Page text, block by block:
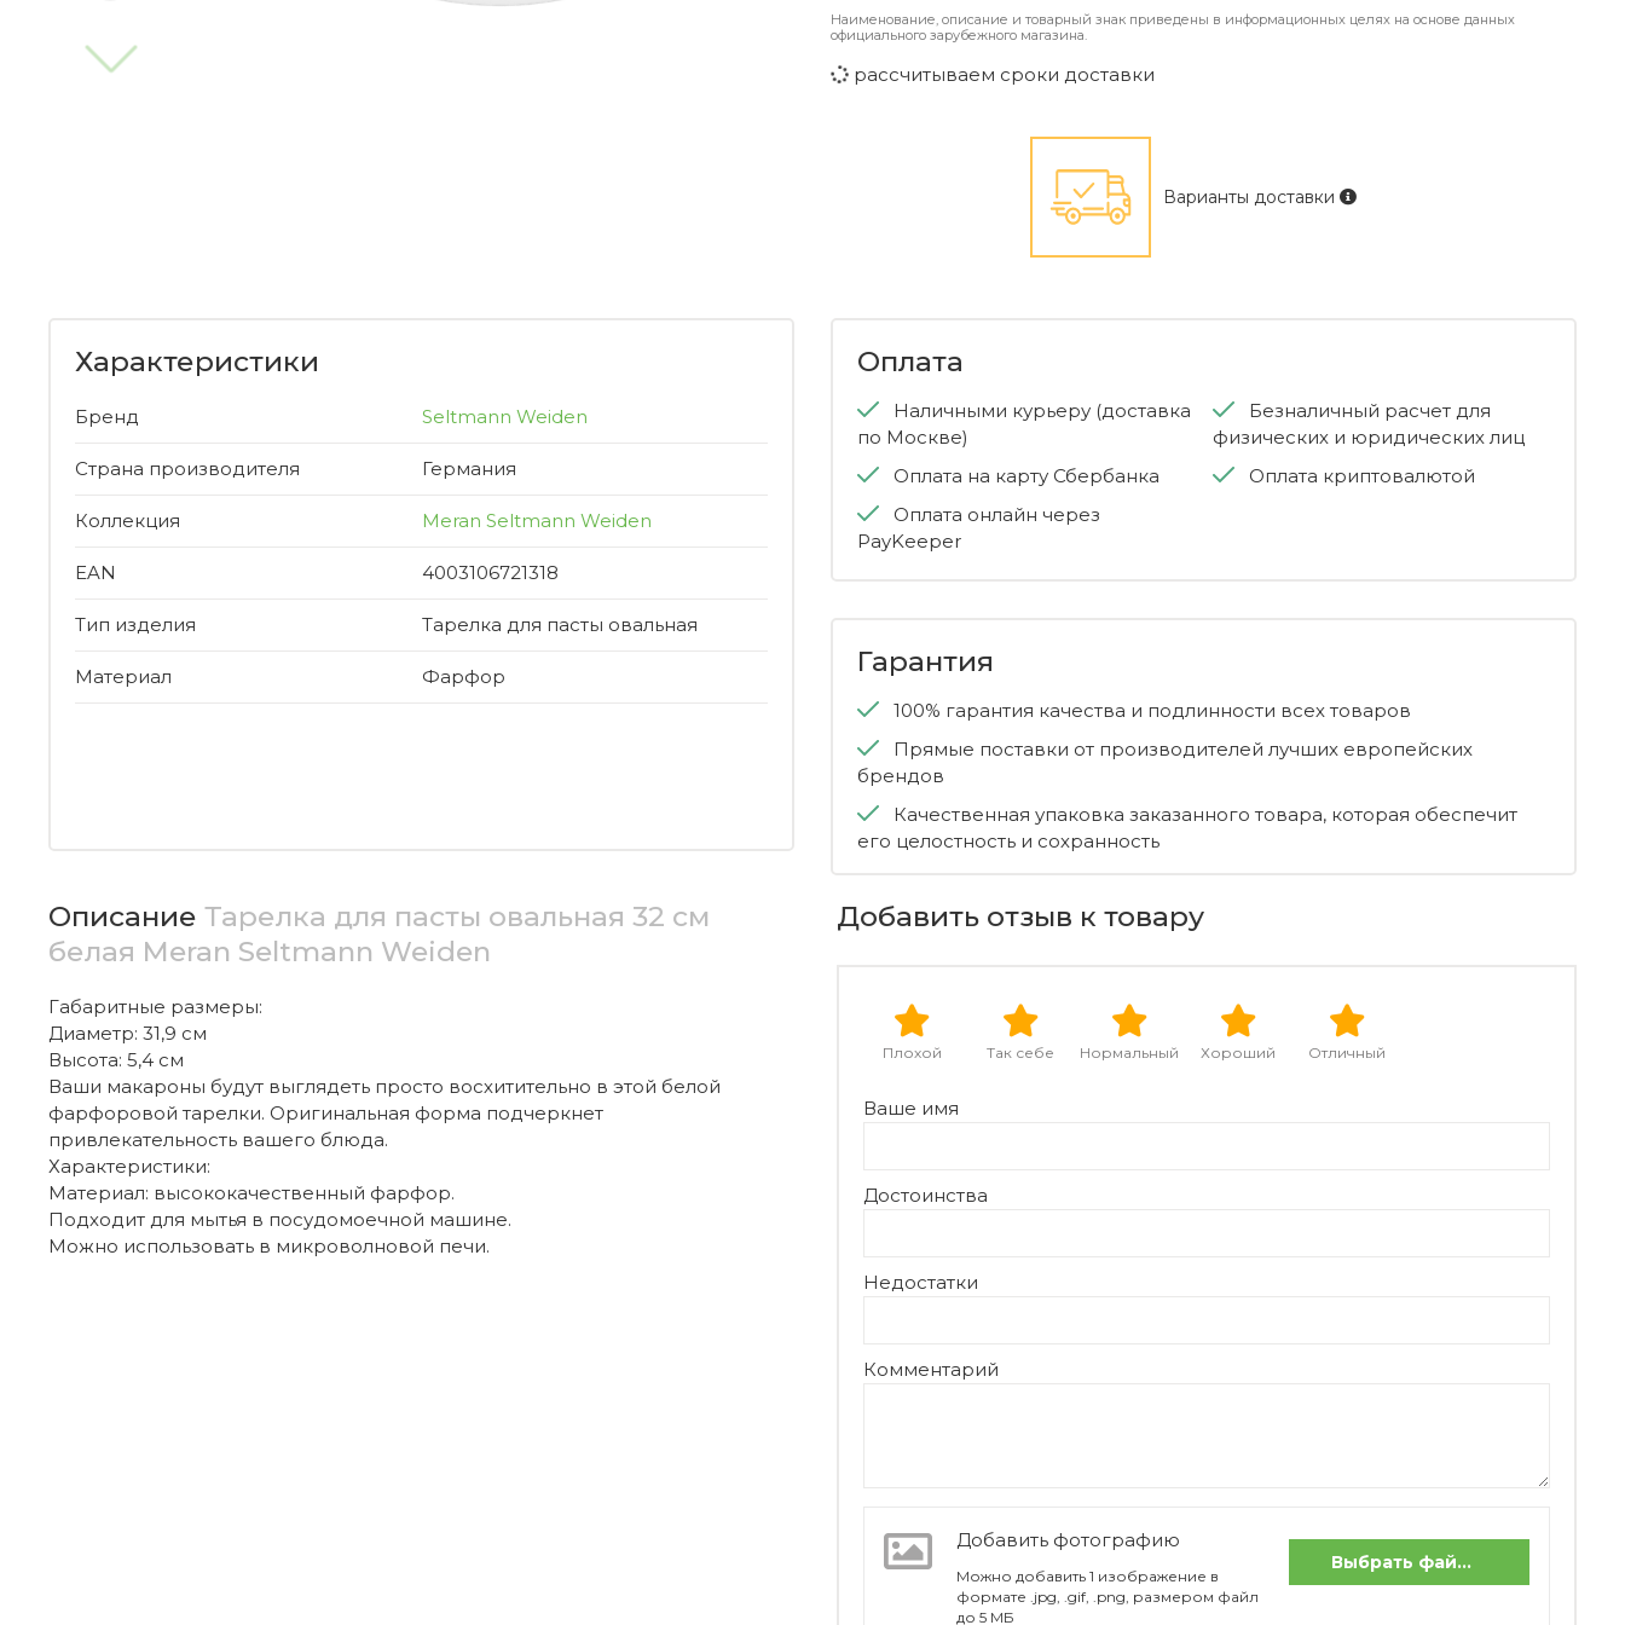
Наименование, описание и товарный знак приведены в информационных целях на основе данных
официального зарубежного магазина.
рассчитываем сроки доставки
Варианты доставки
Характеристики
Бренд Seltmann Weiden
Страна производителя Германия
Коллекция Meran Seltmann Weiden
EAN 4003106721318
Тип изделия Тарелка для пасты овальная
Материал Фарфор
Оплата
Наличными курьеру (доставка
по Москве)
Оплата на карту Сбербанка
Оплата онлайн через
PayKeeper
Безналичный расчет для
физических и юридических лиц
Оплата криптовалютой
Гарантия
100% гарантия качества и подлинности всех товаров
Прямые поставки от производителей лучших европейских
брендов
Качественная упаковка заказанного товара, которая обеспечит
его целостность и сохранность
Описание Тарелка для пасты овальная 32 см
белая Meran Seltmann Weiden
Габаритные размеры:
Диаметр: 31,9 см
Высота: 5,4 см
Ваши макароны будут выглядеть просто восхитительно в этой белой
фарфоровой тарелки. Оригинальная форма подчеркнет
привлекательность вашего блюда.
Характеристики:
Материал: высококачественный фарфор.
Подходит для мытья в посудомоечной машине.
Можно использовать в микроволновой печи.
Добавить отзыв к товару
Отличный
Хороший
Нормальный
Так себе
Плохой
Ваше имя
Достоинства
Недостатки
Комментарий
Добавить фотографию
Можно добавить 1 изображение в
формате .jpg, .gif, .png, размером файл
до 5 МБ
Выбрать файлы